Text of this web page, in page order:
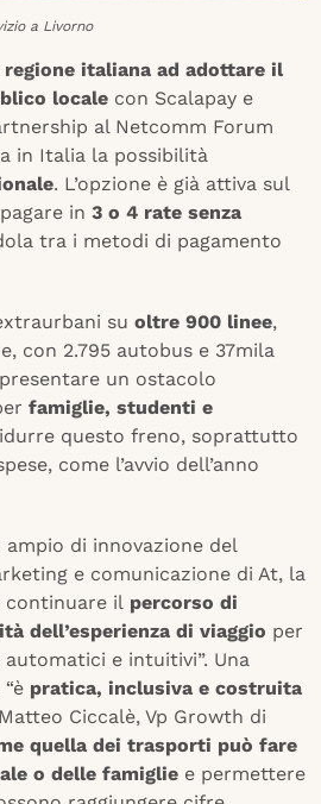
a Livorno
regione italiana ad adottare il
locale con Scalapay e
al Netcomm Forum
in Italia la possibilità
. L’opzione è già attiva sul
in 3 o 4 rate senza
tra i metodi di pagamento
su oltre 900 linee,
con 2.795 autobus e 37mila
un ostacolo
famiglie, studenti e
questo freno, soprattutto
come l’avvio dell’anno
ampio di innovazione del
e comunicazione di At, la
continuare il percorso di
dell’esperienza di viaggio per
e intuitivi”. Una
pratica, inclusiva e costruita
Ciccalè, Vp Growth di
quella dei trasporti può fare
o delle famiglie e permettere